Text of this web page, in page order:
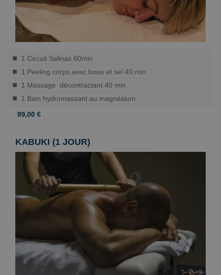
1 Circuit Salinas 60min
1 Peeling corps avec boue et sel 40 min
1 Massage décontractant 40 min
1 Bain hydromassant au magnésium
99,00 €
KABUKI (1 JOUR)